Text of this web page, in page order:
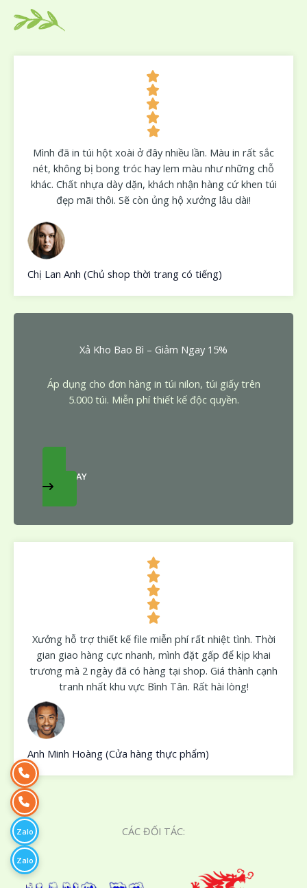
Mình đã in túi hột xoài ở đây nhiều lần. Màu in rất sắc
nét, không bị bong tróc hay lem màu như những chỗ
khác. Chất nhựa dày dặn, khách nhận hàng cứ khen túi
đẹp mãi thôi. Sẽ còn ủng hộ xưởng lâu dài!
Chị Lan Anh (Chủ shop thời trang có tiếng)
Xả Kho Bao Bì – Giảm Ngay 15%
Áp dụng cho đơn hàng in túi nilon, túi giấy trên
5.000 túi. Miễn phí thiết kế độc quyền.
XEM NGAY
Xưởng hỗ trợ thiết kế file miễn phí rất nhiệt tình. Thời
gian giao hàng cực nhanh, mình đặt gấp để kịp khai
trương mà 2 ngày đã có hàng tại shop. Giá thành cạnh
tranh nhất khu vực Bình Tân. Rất hài lòng!
Anh Minh Hoàng (Cửa hàng thực phẩm)
CÁC ĐỐI TÁC:
Zalo
Zalo